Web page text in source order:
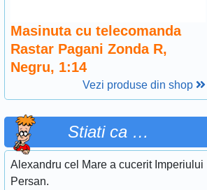
Masinuta cu telecomanda
Rastar Pagani Zonda R,
Negru, 1:14
Vezi produse din shop
Stiati ca …
Alexandru cel Mare a cucerit Imperiului
Persan.